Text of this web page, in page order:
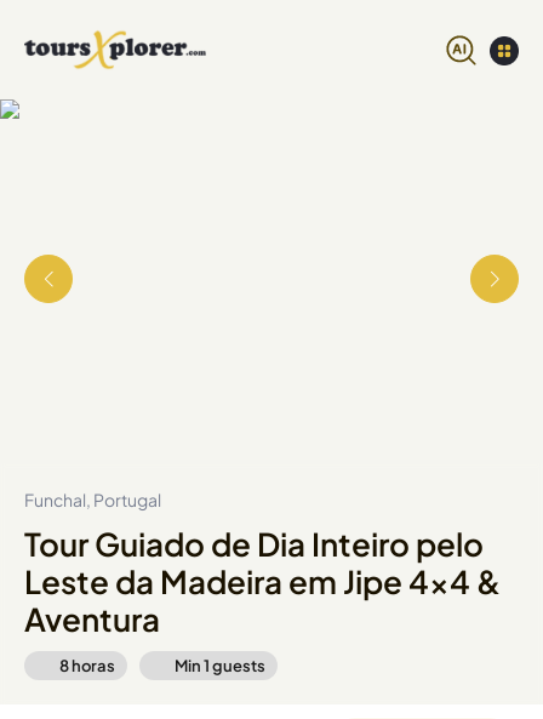
Funchal, Portugal
Tour Guiado de Dia Inteiro pelo
Leste da Madeira em Jipe 4x4 &
Aventura
8 horas Min1guests